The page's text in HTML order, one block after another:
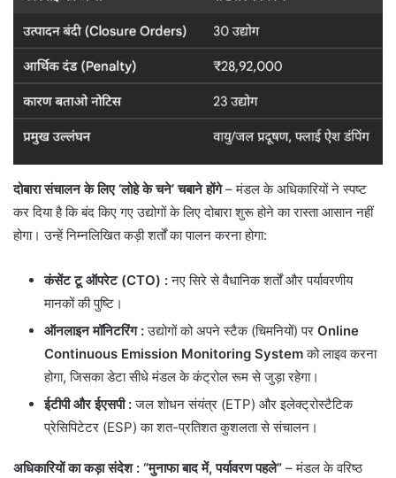
दोबारा संचालन के लिए ‘लोहे के चने’ चबाने होंगे– मंडल के अधिकारियों ने स्पष्ट
कर दिया है कि बंद किए गए उद्योगों के लिए दोबारा शुरू होने का रास्ता आसान नहीं
होगा। उन्हें निम्नलिखित कड़ी शर्तों का पालन करना होगा:
कंसेंट टू ऑपरेट (CTO) :नए सिरे से वैधानिक शर्तों और पर्यावरणीय
मानकों की पुष्टि।
ऑनलाइन मॉनिटरिंग :उद्योगों को अपने स्टैक (चिमनियों) पर Online
Continuous Emission Monitoring Systemको लाइव करना
होगा, जिसका डेटा सीधे मंडल के कंट्रोल रूम से जुड़ा रहेगा।
ईटीपी और ईएसपी :जल शोधन संयंत्र (ETP) और इलेक्ट्रोस्टैटिक
प्रेसिपिटेटर (ESP) का शत-प्रतिशत कुशलता से संचालन।
अधिकारियों का कड़ा संदेश : “मुनाफा बाद में, पर्यावरण पहले” – मंडल के वरिष्ठ